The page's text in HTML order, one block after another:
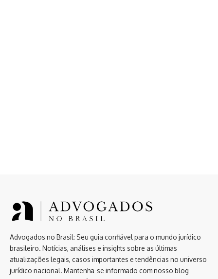
Advogados no Brasil: Seu guia confiável para o mundo jurídico
brasileiro. Notícias, análises e insights sobre as últimas
atualizações legais, casos importantes e tendências no universo
jurídico nacional. Mantenha-se informado com nosso blog